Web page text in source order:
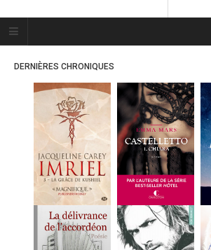
Plume Bleue
« Les mots sont les passants
« Les mots sont les passants
mystérieux de l’âme. »
ACCUEIL
LES PLUMES
MES FUTURES
LECTURES
DERNIÈRES CHRONIQUES